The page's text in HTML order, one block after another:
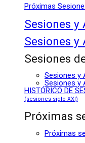
Próximas
Sesiones y
Sesiones y
Sesiones
Sesiones y
Sesiones y
HISTÓRICO DE
(sesiones siglo XXI)
Próximas
Próximas